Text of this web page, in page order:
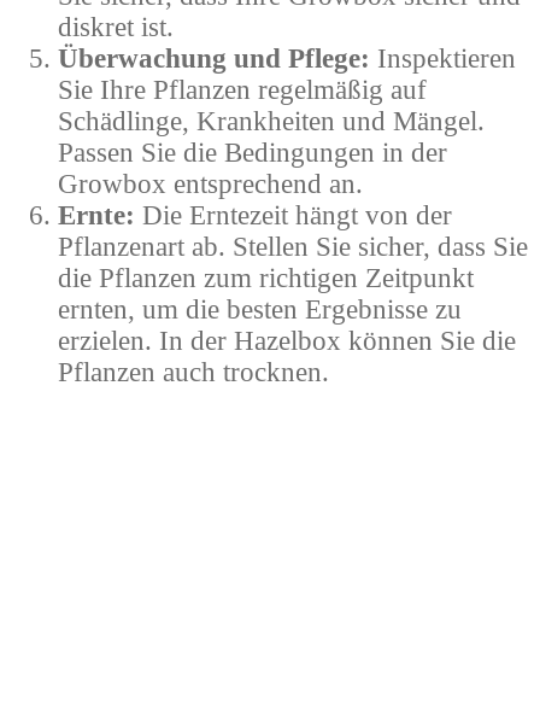
diskret ist.
Überwachung und Pflege: Inspektieren
Sie Ihre Pflanzen regelmäßig auf
Schädlinge, Krankheiten und Mängel.
Passen Sie die Bedingungen in der
Growbox entsprechend an.
Ernte: Die Erntezeit hängt von der
Pflanzenart ab. Stellen Sie sicher, dass Sie
die Pflanzen zum richtigen Zeitpunkt
ernten, um die besten Ergebnisse zu
erzielen. In der Hazelbox können Sie die
Pflanzen auch trocknen.